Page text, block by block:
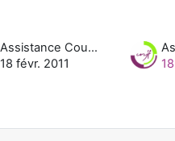
Assistance Cours UNJF
18 févr. 2011